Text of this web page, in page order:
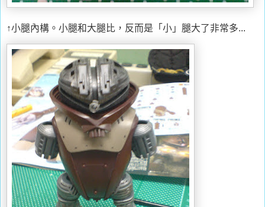
↑小腿內構。小腿和大腿比，反而是「小」腿大了非常多...